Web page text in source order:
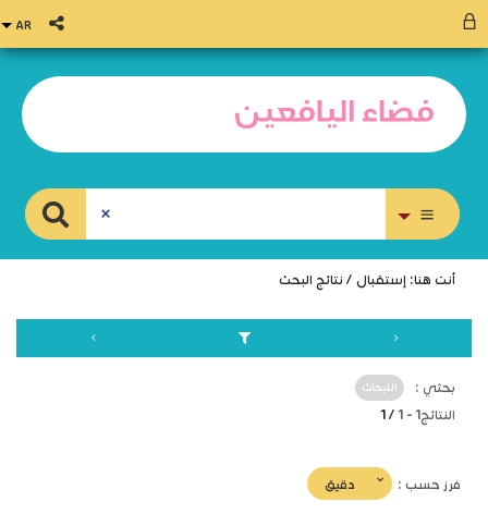
أنت هنا: إستقبال / نتائج البحث
بحثي : الأبحاث
النتائج1
-
1
/ 1
فرز حسب : (imediatدقيق